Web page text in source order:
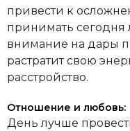
привести к
принимать сегодня
внимание на дары
растратит свою
расстройство.
Отношение и любовь:
День лучше